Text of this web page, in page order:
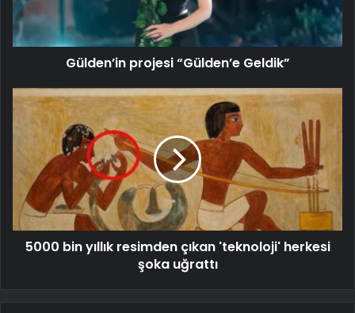
Gülden’in projesi “Gülden’e Geldik”
5000 bin yıllık resimden çıkan 'teknoloji' herkesi
şoka uğrattı